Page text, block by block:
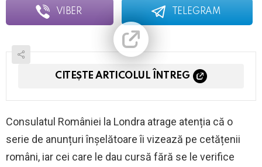
VIBER TELEGRAM
CITEȘTE ARTICOLUL ÎNTREG
Consulatul României la Londra atrage atenția că o
serie de anunțuri înșelătoare îi vizează pe cetățenii
români, iar cei care le dau cursă fără se le verifice